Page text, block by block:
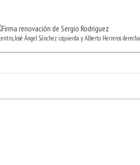
José Ángel Sánchez izquierda y Alberto Herreros derecha